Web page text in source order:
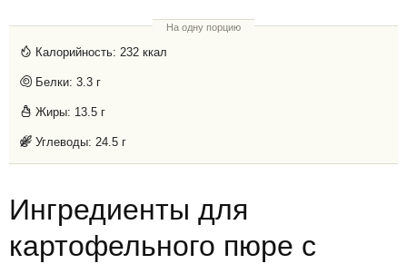
На одну порцию
Калорийность: 232 ккал
Белки: 3.3 г
Жиры: 13.5 г
Углеводы: 24.5 г
Ингредиенты для
картофельного пюре с